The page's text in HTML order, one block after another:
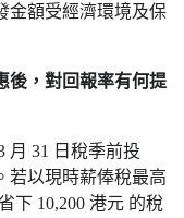
金額受經濟環境及保
後，對回報率有何提
月 31 日稅季前投
若以現時薪俸稅最高
下 10,200 港元 的稅